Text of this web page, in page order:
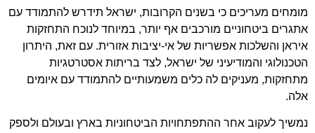
מומחים מעריכים כי בשנים הקרובות, ישראל תידרש להתמודד עם
אתגרים ביטחוניים מורכבים אף יותר, במיוחד לנוכח התחזקות
איראן והשלכות אפשריות של אי-יציבות אזורית. עם זאת, היתרון
הטכנולוגי והמודיעיני של ישראל, לצד בריתות אסטרטגיות
מתחזקות, מעניקים לה כלים משמעותיים להתמודד עם איומים
אלה.
נמשיך לעקוב אחר ההתפתחויות הביטחוניות בארץ ובעולם ולספק